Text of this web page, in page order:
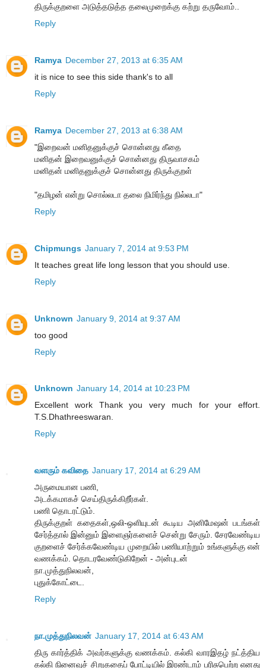
திருக்குறளை அடுத்தடுத்த தலைமுறைக்கு கற்று தருவோம்..
Reply
Ramya December 27, 2013 at 6:35 AM
it is nice to see this side thank's to all
Reply
Ramya December 27, 2013 at 6:38 AM
"இறைவன் மனிதனுக்குச் சொன்னது கீதை
மனிதன் இறைவனுக்குச் சொன்னது திருவாசகம்
மனிதன் மனிதனுக்குச் சொன்னது திருக்குறள்
"தமிழன் என்று சொல்லடா தலை நிமிர்ந்து நில்லடா"
Reply
Chipmungs January 7, 2014 at 9:53 PM
It teaches great life long lesson that you should use.
Reply
Unknown January 9, 2014 at 9:37 AM
too good
Reply
Unknown January 14, 2014 at 10:23 PM
Excellent work Thank you very much for your effort.
T.S.Dhathreeswaran.
Reply
வளரும் கவிதை January 17, 2014 at 6:29 AM
அருமையான பணி,
அடக்கமாகச் செய்திருக்கிறீர்கள்.
பணி தொடரட்டும்.
திருக்குறள் கதைகள்,ஒலி-ஒளியுடன் கூடிய அனிமேஷன் படங்கள்
சேர்த்தால் இன்னும் இளைஞர்களைச் சென்று சேரும். சேரவேண்டிய
குறளைச் சேர்க்கவேண்டிய முறையில் பணியாற்றும் உங்களுக்கு என்
வணக்கம். தொடரவேண்டுகிறேன் - அன்புடன்
நா.முத்துநிலவன்,
புதுக்கோட்டை.
Reply
நா.முத்துநிலவன் January 17, 2014 at 6:43 AM
திரு கார்த்திக் அவர்களுக்கு வணக்கம். கல்கி வாரஇதழ் நட்த்திய
கல்கி நினைவுச் சிறுகதைப் போட்டியில் இரண்டாம் பரிசுபெற்ற எனது